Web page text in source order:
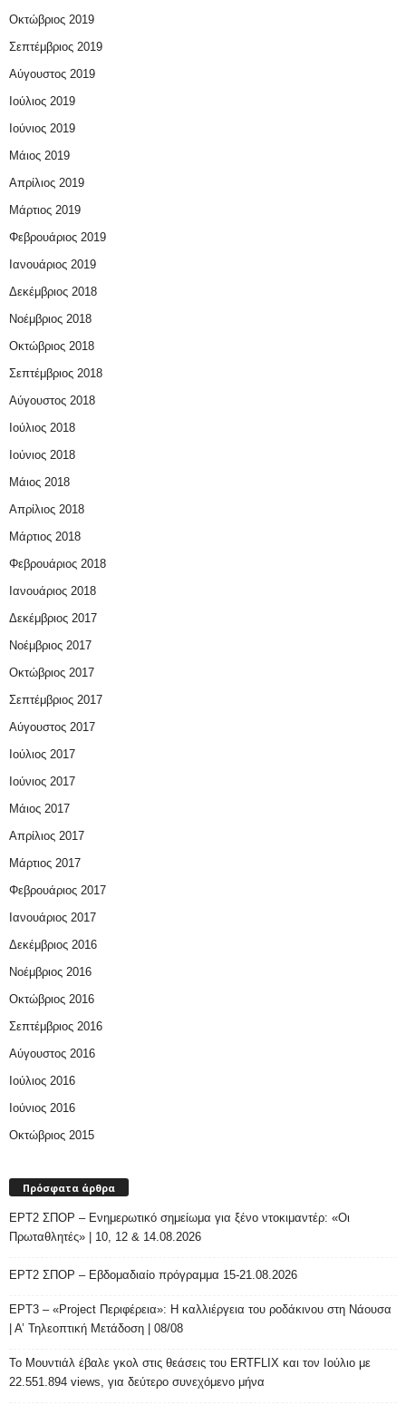
Οκτώβριος 2019
Σεπτέμβριος 2019
Αύγουστος 2019
Ιούλιος 2019
Ιούνιος 2019
Μάιος 2019
Απρίλιος 2019
Μάρτιος 2019
Φεβρουάριος 2019
Ιανουάριος 2019
Δεκέμβριος 2018
Νοέμβριος 2018
Οκτώβριος 2018
Σεπτέμβριος 2018
Αύγουστος 2018
Ιούλιος 2018
Ιούνιος 2018
Μάιος 2018
Απρίλιος 2018
Μάρτιος 2018
Φεβρουάριος 2018
Ιανουάριος 2018
Δεκέμβριος 2017
Νοέμβριος 2017
Οκτώβριος 2017
Σεπτέμβριος 2017
Αύγουστος 2017
Ιούλιος 2017
Ιούνιος 2017
Μάιος 2017
Απρίλιος 2017
Μάρτιος 2017
Φεβρουάριος 2017
Ιανουάριος 2017
Δεκέμβριος 2016
Νοέμβριος 2016
Οκτώβριος 2016
Σεπτέμβριος 2016
Αύγουστος 2016
Ιούλιος 2016
Ιούνιος 2016
Οκτώβριος 2015
Πρόσφατα άρθρα
ΕΡΤ2 ΣΠΟΡ – Ενημερωτικό σημείωμα για ξένο ντοκιμαντέρ: «Οι
Πρωταθλητές» | 10, 12 & 14.08.2026
ΕΡΤ2 ΣΠΟΡ – Εβδομαδιαίο πρόγραμμα 15-21.08.2026
ΕΡΤ3 – «Project Περιφέρεια»: Η καλλιέργεια του ροδάκινου στη Νάουσα
| Α’ Τηλεοπτική Μετάδοση | 08/08
Το Μουντιάλ έβαλε γκολ στις θεάσεις του ERTFLIX και τον Ιούλιο με
22.551.894 views, για δεύτερο συνεχόμενο μήνα